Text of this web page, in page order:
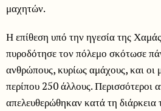
μαχητών.
Η επίθεση υπό την ηγεσία της
πυροδότησε τον πόλεμο σκότωσε
ανθρώπους, κυρίως αμάχους, και οι
περίπου 250 άλλους. Περισσότεροι
απελευθερώθηκαν κατά τη διάρκεια